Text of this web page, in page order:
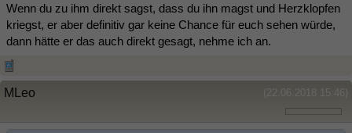
Wenn du zu ihm direkt sagst, dass du ihn magst und Herzklopfen
kriegst, er aber definitiv gar keine Chance für euch sehen würde,
dann hätte er das auch direkt gesagt, nehme ich an.
(22.06.2018 15:46)
MLeo